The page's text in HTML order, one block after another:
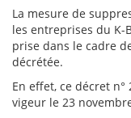
La mesure de
les entreprises du K-
prise dans le cadre
décrétée.
En effet, ce décret
vigeur le 23